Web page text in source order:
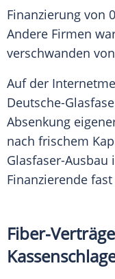
Finanzierung von
Andere Firmen
verschwanden
Auf der
Deutsche-
Absenkung
nach frischem
Glasfaser-
Finanzierende
Fiber-